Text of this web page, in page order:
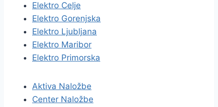
Elektro Celje
Elektro Gorenjska
Elektro Ljubljana
Elektro Maribor
Elektro Primorska
Aktiva Naložbe
Center Naložbe